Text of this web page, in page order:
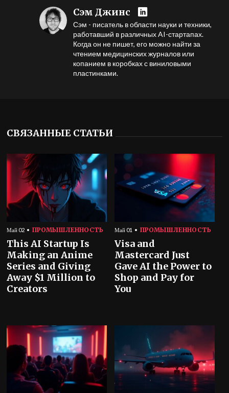
Сэм Джинс
Сэм - писатель в области науки и техники,
работавший в различных AI-стартапах.
Когда он не пишет, его можно найти за
чтением медицинских журналов или
копанием в коробках с виниловыми
пластинками.
СВЯЗАННЫЕ СТАТЬИ
Май 02 ПРОМЫШЛЕННОСТЬ
This AI Startup Is
Making an Anime
Series and Giving
Away $1 Million to
Creators
Май 01 ПРОМЫШЛЕННОСТЬ
Visa and
Mastercard Just
Gave AI the Power to
Shop and Pay for
You